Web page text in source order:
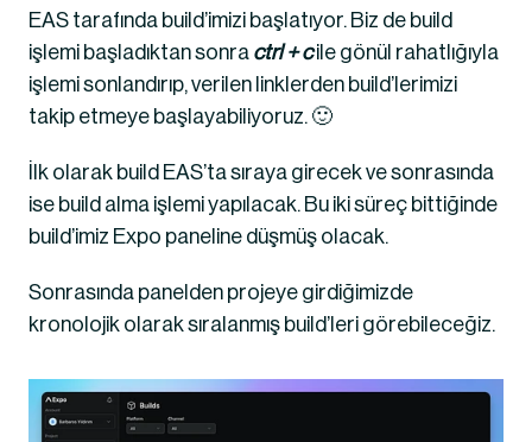
EAS tarafında build’imizi başlatıyor. Biz de build
işlemi başladıktan sonra ctrl + c ile gönül rahatlığıyla
işlemi sonlandırıp, verilen linklerden build’lerimizi
takip etmeye başlayabiliyoruz. 🙂
İlk olarak build EAS’ta sıraya girecek ve sonrasında
ise build alma işlemi yapılacak. Bu iki süreç bittiğinde
build’imiz Expo paneline düşmüş olacak.
Sonrasında panelden projeye girdiğimizde
kronolojik olarak sıralanmış build’leri görebileceğiz.